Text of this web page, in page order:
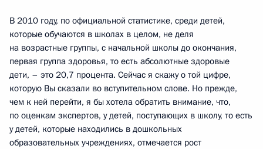
В 2010 году, по официальной статистике, среди детей,
которые обучаются в школах в целом, не деля
на возрастные группы, с начальной школы до окончания,
первая группа здоровья, то есть абсолютные здоровые
дети, – это 20,7 процента. Сейчас я скажу о той цифре,
которую Вы сказали во вступительном слове. Но прежде,
чем к ней перейти, я бы хотела обратить внимание, что,
по оценкам экспертов, у детей, поступающих в школу, то есть
у детей, которые находились в дошкольных
образовательных учреждениях, отмечается рост